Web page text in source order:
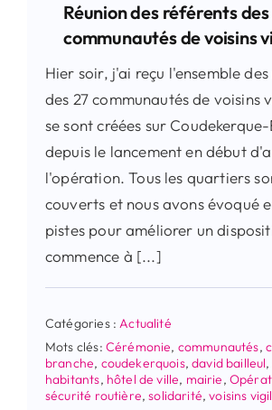
Réunion des référents des
communautés de voisins
Hier soir, j'ai reçu l'ensemble
des 27 communautés de voisins
se sont créées sur
depuis le lancement en début
l'opération. Tous les quartiers
couverts et nous avons évoqué
pistes pour améliorer un
commence à [...]
Catégories :Actualité
Mots clés: Cérémonie, communautés,
branche, coudekerquois,david bailleul,
habitants, hôtel de ville, mairie,
sécurité routière,solidarité,voisins